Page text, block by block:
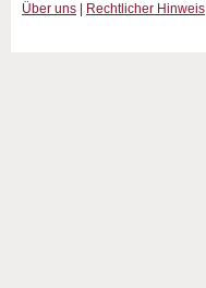
Über uns Rechtlicher Hinweis